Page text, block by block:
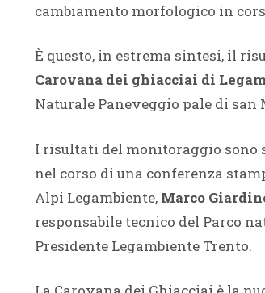
cambiamento morfologico in
È questo, in estrema sintesi, il
Carovana dei ghiacciai di
Naturale Paneveggio pale di san
I risultati del monitoraggio sono
nel corso di una conferenza
Alpi Legambiente, Marco
responsabile tecnico del Parco
Presidente Legambiente Trento.